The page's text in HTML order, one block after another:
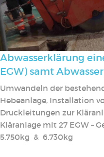
Abwasserklärung
EGW) samt
Umwandeln der
Hebeanlage, Installation
Druckleitungen zur
Kläranlage mit 27 EGW –
5.750kg & 6.730kg